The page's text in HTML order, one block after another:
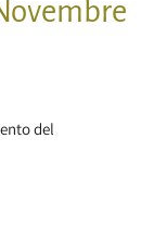
del